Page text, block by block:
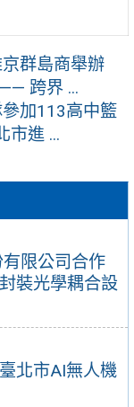
限公司合作
裝光學耦合設
北市AI無人機
群島商舉辦
跨界 ...
加113高中籃
市進 ...